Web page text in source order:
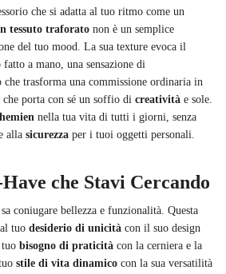
che si adatta al tuo ritmo come un
tessuto traforato non è un semplice
del tuo mood. La sua texture evoca il
a mano, una sensazione di
che trasforma una commissione ordinaria in
che porta con sé un soffio di creatività e sole.
nella tua vita di tutti i giorni, senza
alla sicurezza per i tuoi oggetti personali.
che Stavi Cercando
coniugare bellezza e funzionalità. Questa
tuo desiderio di unicità con il suo design
bisogno di praticità con la cerniera e la
stile di vita dinamico con la sua versatilità